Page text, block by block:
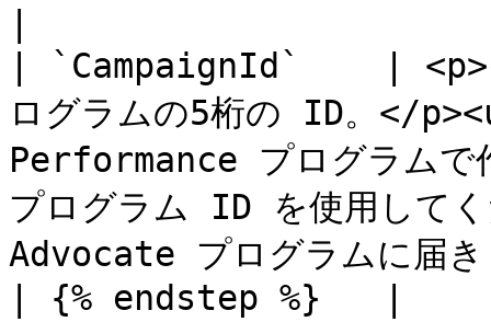
| `CampaignId`    | <p>イ
ログラムの5桁の ID。</
Performance プログラムで
プログラム ID を使用して
Advocate プログラムに
| {% endstep %}   |